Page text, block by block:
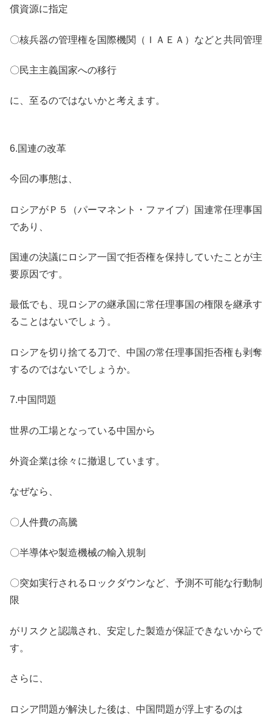
償資源に指定
〇核兵器の管理権を国際機関（ＩＡＥＡ）などと共同管理
〇民主主義国家への移行
に、至るのではないかと考えます。
6.国連の改革
今回の事態は、
ロシアがＰ５（パーマネント・ファイブ）国連常任理事国
であり、
国連の決議にロシア一国で拒否権を保持していたことが主
要原因です。
最低でも、現ロシアの継承国に常任理事国の権限を継承す
ることはないでしょう。
ロシアを切り捨てる刀で、中国の常任理事国拒否権も剥奪
するのではないでしょうか。
7.中国問題
世界の工場となっている中国から
外資企業は徐々に撤退しています。
なぜなら、
〇人件費の高騰
〇半導体や製造機械の輸入規制
〇突如実行されるロックダウンなど、予測不可能な行動制
限
がリスクと認識され、安定した製造が保証できないからで
す。
さらに、
ロシア問題が解決した後は、中国問題が浮上するのは